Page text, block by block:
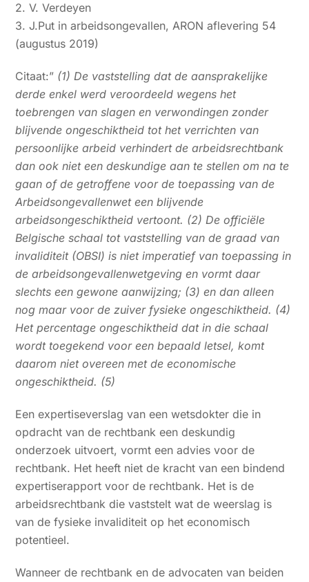
2. V. Verdeyen
3. J.Put in arbeidsongevallen, ARON aflevering 54
(augustus 2019)
Citaat:” (1) De vaststelling dat de aansprakelijke
derde enkel werd veroordeeld wegens het
toebrengen van slagen en verwondingen zonder
blijvende ongeschiktheid tot het verrichten van
persoonlijke arbeid verhindert de arbeidsrechtbank
dan ook niet een deskundige aan te stellen om na te
gaan of de getroffene voor de toepassing van de
Arbeidsongevallenwet een blijvende
arbeidsongeschiktheid vertoont. (2) De officiële
Belgische schaal tot vaststelling van de graad van
invaliditeit (OBSI) is niet imperatief van toepassing in
de arbeidsongevallenwetgeving en vormt daar
slechts een gewone aanwijzing; (3) en dan alleen
nog maar voor de zuiver fysieke ongeschiktheid. (4)
Het percentage ongeschiktheid dat in die schaal
wordt toegekend voor een bepaald letsel, komt
daarom niet overeen met de economische
ongeschiktheid. (5)
Een expertiseverslag van een wetsdokter die in
opdracht van de rechtbank een deskundig
onderzoek uitvoert, vormt een advies voor de
rechtbank. Het heeft niet de kracht van een bindend
expertiserapport voor de rechtbank. Het is de
arbeidsrechtbank die vaststelt wat de weerslag is
van de fysieke invaliditeit op het economisch
potentieel.
Wanneer de rechtbank en de advocaten van beiden